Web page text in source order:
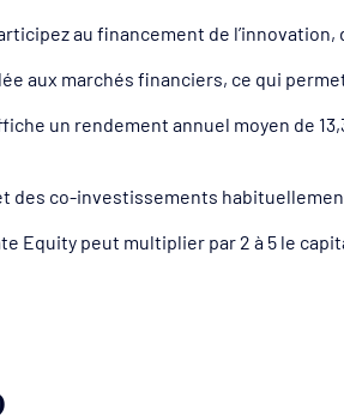
au financement de l’innovation,
aux marchés financiers, ce qui
un rendement annuel moyen de
des co-investissements
Equity peut multiplier par 2 à 5 le